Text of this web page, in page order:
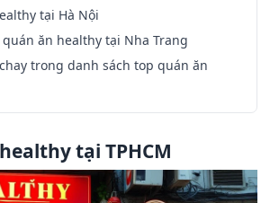
tại Hà Nội
quán ăn healthy tại Nha Trang
trong danh sách top quán ăn
tại TPHCM